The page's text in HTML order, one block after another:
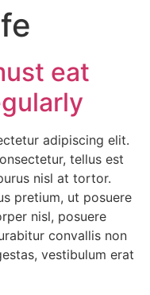
eat
adipiscing elit.
tellus est
nisl at tortor.
pretium, ut posuere
nisl, posuere
convallis non
vestibulum erat